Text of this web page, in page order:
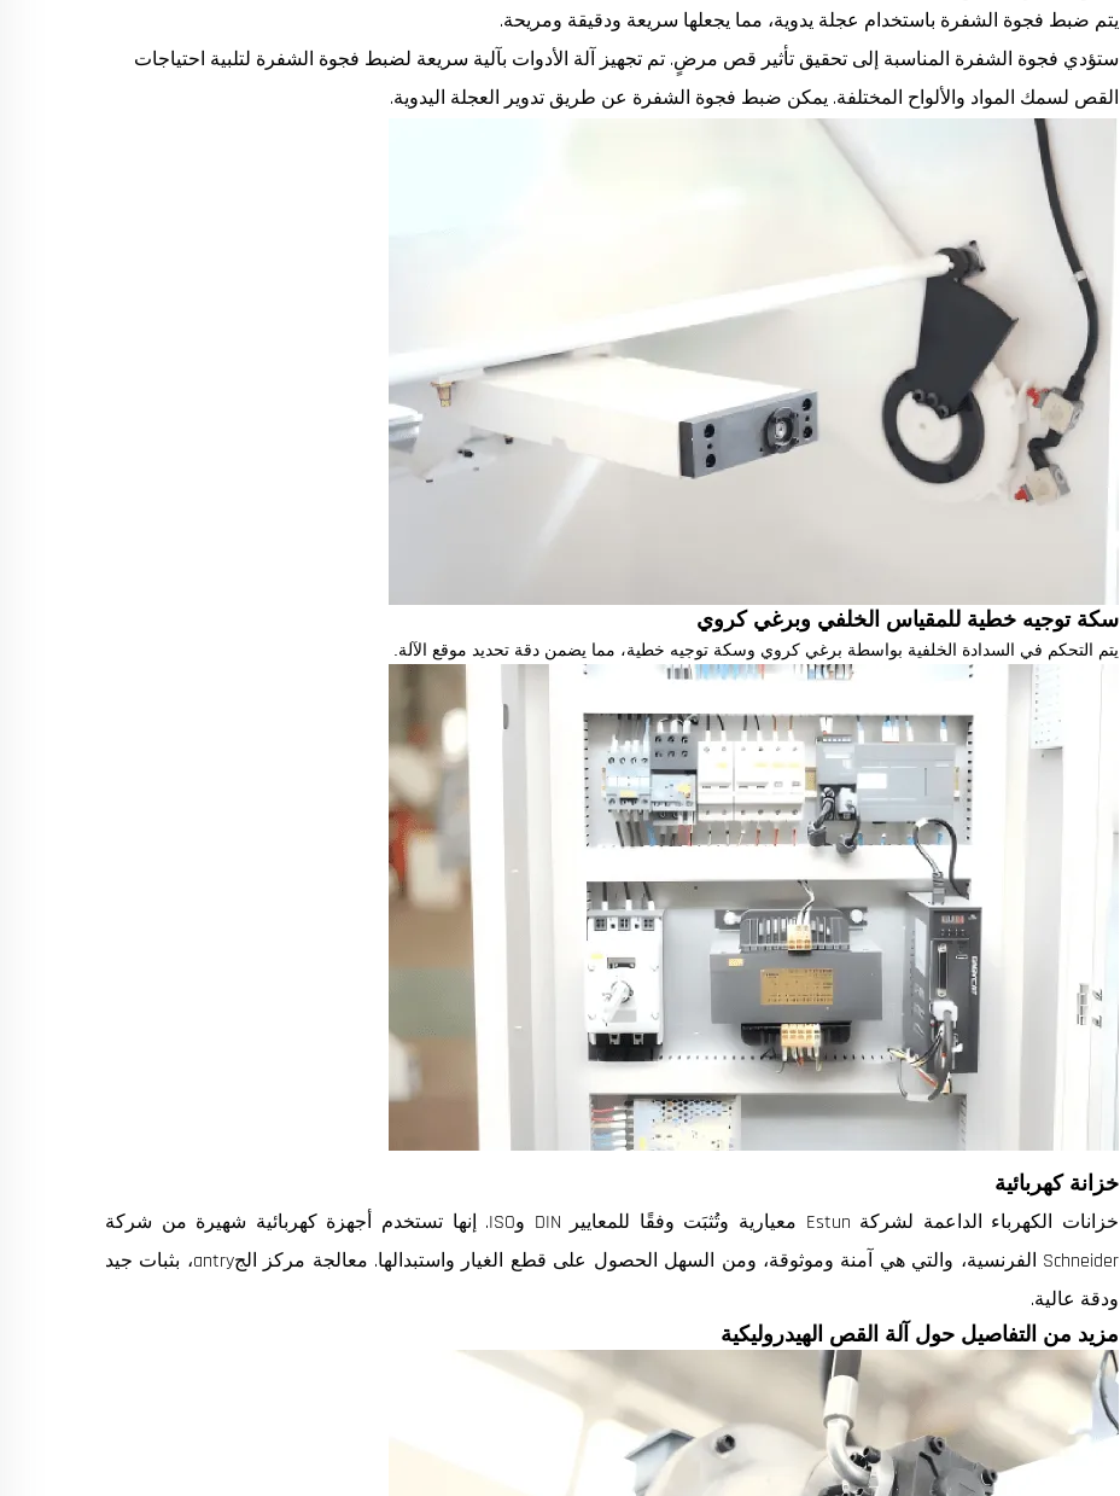
يتم ضبط فجوة الشفرة باستخدام عجلة يدوية، مما يجعلها سريعة ودقيقة ومريحة.
ستؤدي فجوة الشفرة المناسبة إلى تحقيق تأثير قص مرضٍ. تم تجهيز آلة الأدوات بآلية سريعة لضبط فجوة الشفرة لتلبية احتياجات
القص لسمك المواد والألواح المختلفة. يمكن ضبط فجوة الشفرة عن طريق تدوير العجلة اليدوية.
سكة توجيه خطية للمقياس الخلفي وبرغي كروي
يتم التحكم في السدادة الخلفية بواسطة برغي كروي وسكة توجيه خطية، مما يضمن دقة تحديد موقع الآلة.
خزانة كهربائية
خزانات الكهرباء الداعمة لشركة Estun معيارية وتُثبَت وفقًا للمعايير DIN وISO. إنها تستخدم أجهزة كهربائية شهيرة من شركة
Schneider الفرنسية، والتي هي آمنة وموثوقة، ومن السهل الحصول على قطع الغيار واستبدالها. معالجة مركز الجantry، بثبات جيد
ودقة عالية.
مزيد من التفاصيل حول آلة القص الهيدروليكية